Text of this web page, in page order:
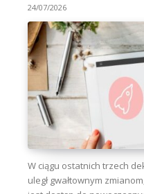
24/07/2026
W ciągu ostatnich trzech
uległ gwałtownym